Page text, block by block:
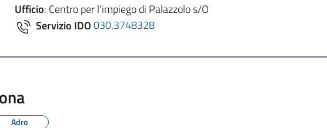
Ufficio: Centro per l'impiego di Palazzolo s/O
Servizio IDO030.3748328
Adro